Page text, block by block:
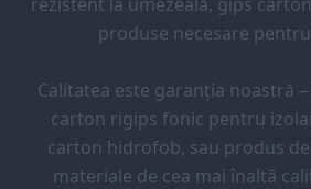
produse necesare
Calitatea este garanția noastră
carton rigips fonic pentru
carton hidrofob, sau produs
materiale de cea mai înaltă